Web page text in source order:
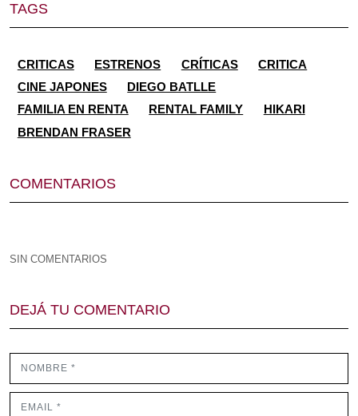
TAGS
CRITICAS ESTRENOS CRÍTICAS
CRITICA
CINE JAPONES
DIEGO BATLLE
FAMILIA EN RENTA
RENTAL FAMILY
HIKARI
BRENDAN FRASER
COMENTARIOS
SIN COMENTARIOS
DEJÁ TU COMENTARIO